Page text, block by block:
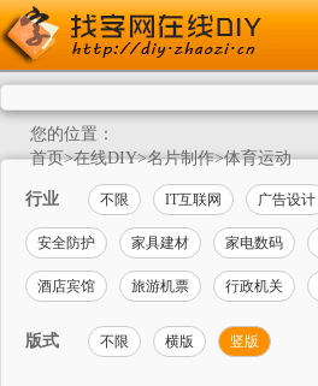
您的位置：
首页>在线DIY>名片制作>体育运动
行业 不限 IT互联网 广告设计
安全防护 家具建材 家电数码
酒店宾馆 旅游机票 行政机关
版式 不限 横版 竖版